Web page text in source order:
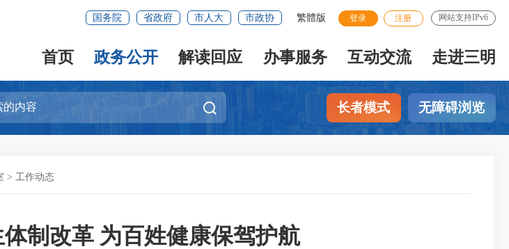
国务院 省政府 市人大 市政协 繁體版 登录 注册 网站支持IPv6
首页 政务公开 解读回应 办事服务 互动交流 走进三明
长者模式 无障碍浏览
> 工作动态
制改革 为百姓健康保驾护航